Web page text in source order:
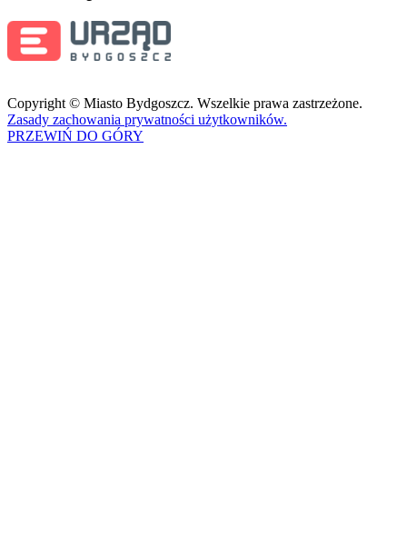
Copyright © Miasto Bydgoszcz. Wszelkie prawa zastrzeżone.
Zasady zachowania prywatności użytkowników.
PRZEWIŃ DO GÓRY